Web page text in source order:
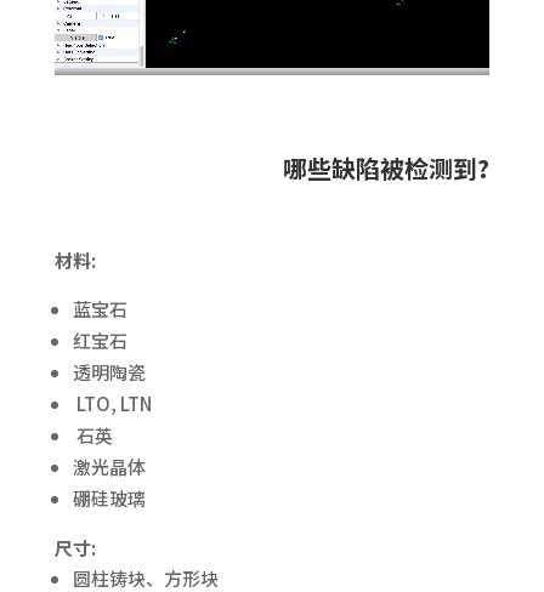
哪些缺陷被检测到?
材料:
蓝宝石
红宝石
透明陶瓷
LTO, LTN
石英
激光晶体
硼硅玻璃
尺寸:
圆柱铸块、方形块